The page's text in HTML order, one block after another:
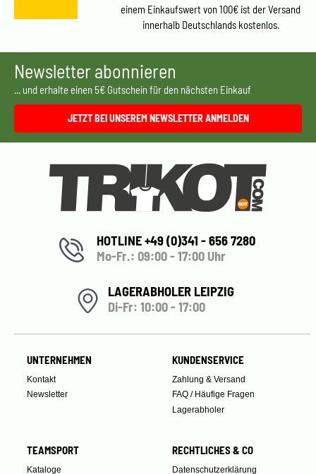
einem Einkaufswert von 100€ ist der Versand
innerhalb Deutschlands kostenlos.
Newsletter abonnieren
... und erhalte einen 5€ Gutschein für den nächsten Einkauf
JETZT BEI UNSEREM NEWSLETTER ANMELDEN
HOTLINE +49 (0)341 - 656 7280
Mo-Fr.: 09:00 - 17:00 Uhr
LAGERABHOLER LEIPZIG
Di-Fr: 10:00 - 17:00
UNTERNEHMEN
Kontakt
Newsletter
KUNDENSERVICE
Zahlung & Versand
FAQ / Häufige Fragen
Lagerabholer
TEAMSPORT
Kataloge
RECHTLICHES & CO
Datenschutzerklärung